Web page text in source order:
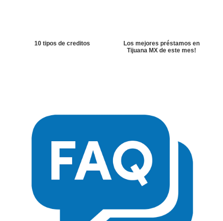
10 tipos de creditos
Los mejores préstamos en
Tijuana MX de este mes!